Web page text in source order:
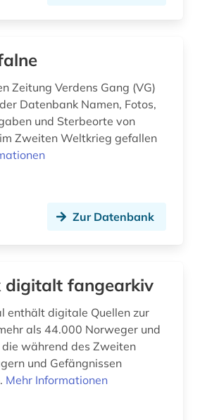
Zeitung Verdens Gang (VG)
Datenbank Namen, Fotos,
und Sterbeorte von
Zweiten Weltkrieg gefallen
Zur Datenbank
digitalt fangearkiv
enthält digitale Quellen zur
als 44.000 Norweger und
während des Zweiten
und Gefängnissen
Mehr Informationen